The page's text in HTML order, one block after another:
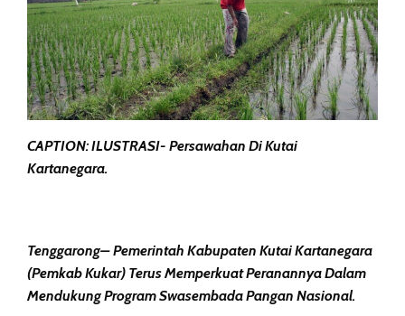
CAPTION: ILUSTRASI- Persawahan Di Kutai
Kartanegara.
Tenggarong– Pemerintah Kabupaten Kutai Kartanegara
(Pemkab Kukar) Terus Memperkuat Peranannya Dalam
Mendukung Program Swasembada Pangan Nasional.